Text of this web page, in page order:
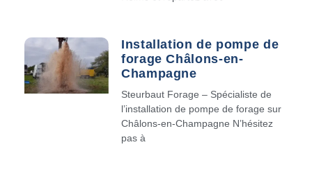
Installation de pompe de
forage Châlons-en-
Champagne
Steurbaut Forage – Spécialiste de
l’installation de pompe de forage sur
Châlons-en-Champagne N’hésitez
pas à